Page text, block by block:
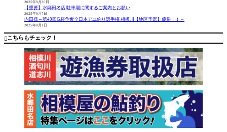
2025年9月30日
【重要】水郷田名店 駐車場に関するご案内とお願い
2025年9月7日
内田様～第49回G杯争奪全日本アユ釣り選手権 相模川【地区予選】優勝！！～
2025年8月1日
こちらもチェック！
買い得品
のご案内
ま鮎競技S
P V7の硬
スコーナ
ーから